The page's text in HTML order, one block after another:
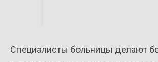
Специалисты больницы делают